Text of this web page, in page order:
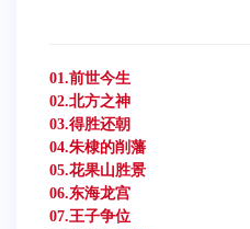
01.前世今生
02.北方之神
03.得胜还朝
04.朱棣的削藩
05.花果山胜景
06.东海龙宫
07.王子争位